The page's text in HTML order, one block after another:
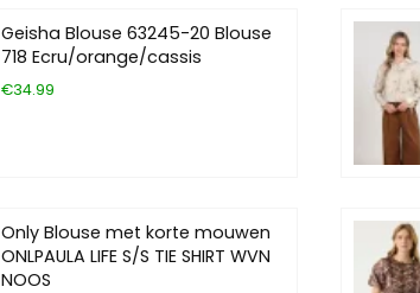
Geisha Blouse 63245-20 Blouse
718 Ecru/orange/cassis
€34.99
Only Blouse met korte mouwen
ONLPAULA LIFE S/S TIE SHIRT WVN
NOOS